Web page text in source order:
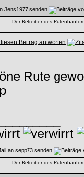
Der Betreiber des
Rute
Der Betreiber des